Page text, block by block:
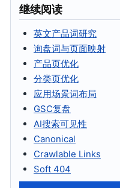
继续阅读
英文产品词研究
询盘词与页面映射
产品页优化
分类页优化
应用场景词布局
GSC复盘
AI搜索可见性
Canonical
Crawlable Links
Soft 404